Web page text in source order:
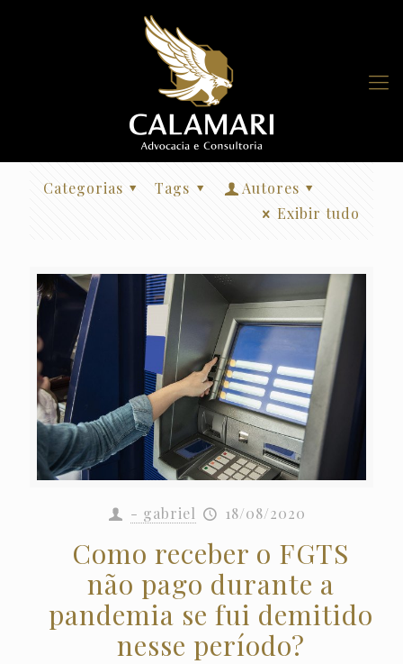
Categorias Tags
Autores
Exibir tudo
- gabriel 18/08/2020
Como receber o FGTS
não pago durante a
pandemia se fui demitido
nesse período?